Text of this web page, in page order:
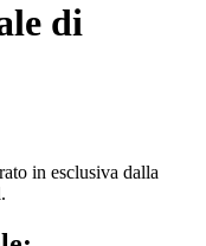
di
in esclusiva dalla